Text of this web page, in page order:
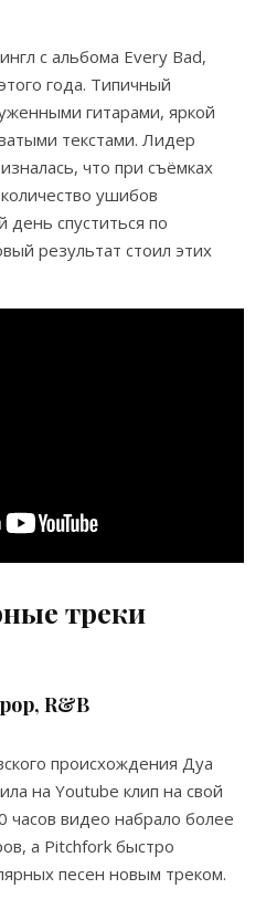
с альбома Every Bad,
года. Типичный
гитарами, яркой
текстами. Лидер
что при съёмках
ушибов
спуститься по
результат стоил этих
треки
R&B
происхождения Дуа
на Youtube клип на свой
часов видео набрало более
а Pitchfork быстро
песен новым треком.